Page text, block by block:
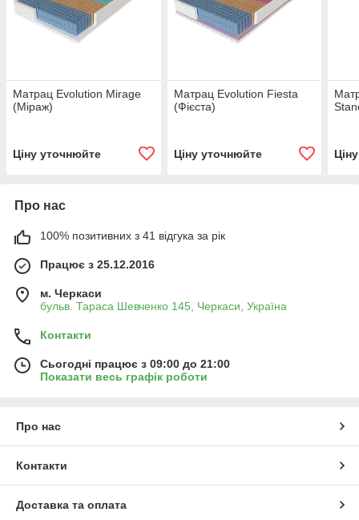
Матрац Evolution Mirage
(Міраж)
Ціну уточнюйте
Матрац Evolution Fiesta
(Фієста)
Ціну уточнюйте
Про нас
100% позитивних з 41 відгука за рік
Працює з 25.12.2016
м. Черкаси
бульв. Тараса Шевченко 145, Черкаси, Україна
Контакти
Сьогодні працює з 09:00 до 21:00
Показати весь графік роботи
Про нас
Контакти
Доставка та оплата